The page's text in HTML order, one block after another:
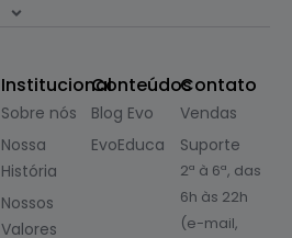
Institucional
Sobre nós
Nossa
História
Nossos
Valores
Conteúdos
Blog Evo
EvoEduca
Contato
Vendas
Suporte
2ª à 6ª, das
6h às 22h
(e-mail,